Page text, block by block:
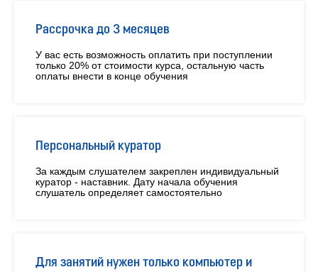
Рассрочка до 3 месяцев
У вас есть возможность оплатить при поступлении
только 20% от стоимости курса, остальную часть
оплаты внести в конце обучения
Персональный куратор
За каждым слушателем закреплен индивидуальный
куратор - наставник. Дату начала обучения
слушатель определяет самостоятельно
Для занятий нужен только компьютер и